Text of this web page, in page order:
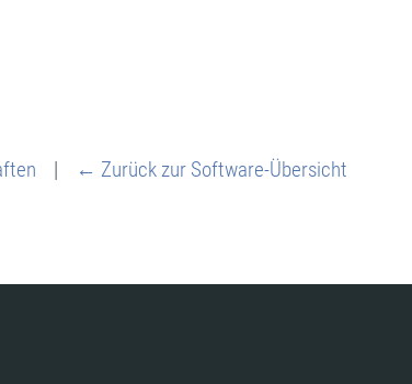
| ← Zurück zur Software-Übersicht